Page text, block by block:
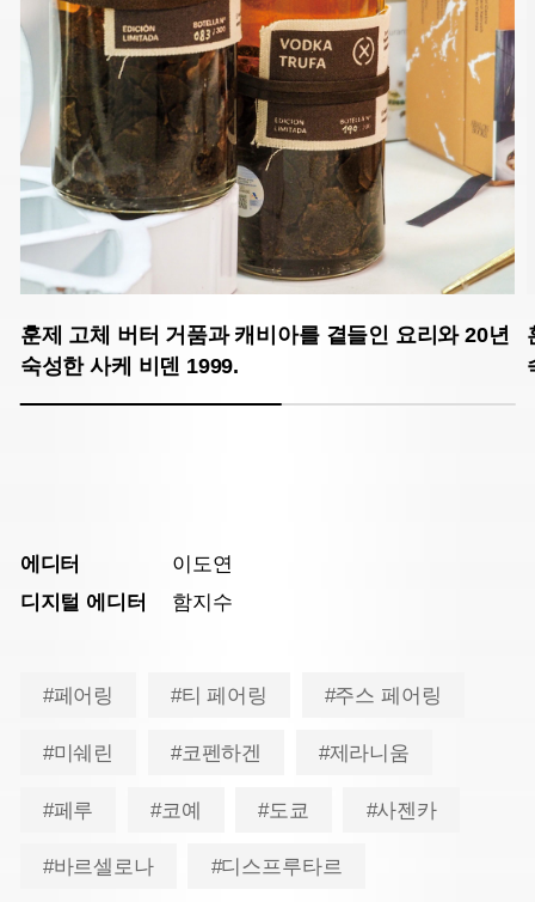
훈제 고체 버터 거품과 캐비아를 곁들인 요리와 20년
숙성한 사케 비덴 1999.
에디터
이도연
디지털 에디터
함지수
#페어링 #티 페어링 #주스 페어링
#미쉐린 #코펜하겐 #제라니움
#페루 #코예 #도쿄 #사젠카
#바르셀로나 #디스프루타르